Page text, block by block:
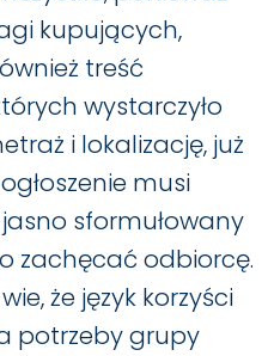
kupujących,
treść
wystarczyło
i lokalizację, już
musi
sformułowany
zachęcać odbiorcę.
że język korzyści
potrzeby grupy